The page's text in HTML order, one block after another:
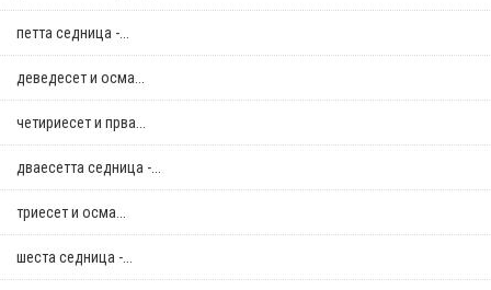
петта седница -...
деведесет и осма...
четириесет и прва...
дваесетта седница -...
триесет и осма...
шеста седница -...